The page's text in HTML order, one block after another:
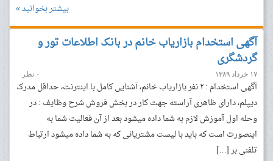
بیشتر بخوانید »
آگهی استخدام بازاریاب خانم در بانک اطلاعات تور و
گردشگری
۱۷ خرداد ۱۳۸۹ ۰ نظر
آگهی استخدام : ۲ نفر بازاریاب خانم، آشنایی کامل با اینترنت، حداقل مدرک
دیپلم، دارای ظاهری آراسته جهت کار در بخش فروش شرح وظایف : در
وحله اول آموزش لازم به شما داده میشود بعد از آن فعالیت شما به
اینصورت است که باید با لیست مشتریانی که به شما داده میشود ارتباط
تلفنی بر […]